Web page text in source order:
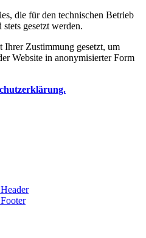
die für den technischen Betrieb
gesetzt werden.
Ihrer Zustimmung gesetzt, um
Website in anonymisierter Form